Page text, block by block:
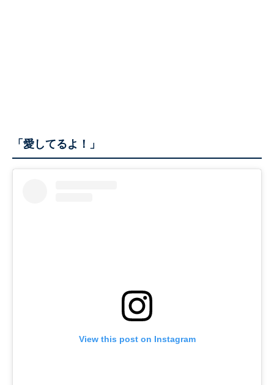
「愛してるよ！」
View this post on Instagram